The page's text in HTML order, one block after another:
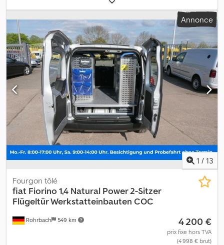
poids total:1 700 kg, couleur:blanc, type d'engrenage:
mécanique, nombre de sièges:2, volume de l'espace de
chargement:2 m³, longueur de l'espace de chargement:
1 510
mm, largeur de l’espace de chargement:1 434 mm, hauteur de
l'espace de chargement:1 191 mm, Poids à vide : 1165 kg, poids
total autorisé : 1700 kg, dimensions du compartiment de
chargement (L x l x h) : 1 510 mm x 1 434 mm x 1 191 mm, volume du
compartiment de chargement : 2 m³, sièges en tissu,
FOURGONNETTE H1. Dksdpfx Ajzkyr Eobaer
Annonce
1 / 13
Rohrbach 549 km
Fourgon tôlé
fiat Fiorino 1,4 Natural Power 2-Sitzer
Flügeltür Werkstatteinbauten COC
4 200 €
prix fixe hors TVA
(4 998 € brut)